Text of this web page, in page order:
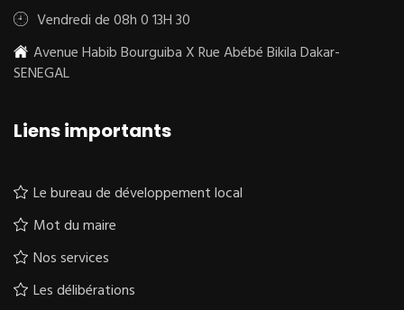
Vendredi de 08h 0 13H 30
Avenue Habib Bourguiba X Rue Abébé Bikila Dakar-
SENEGAL
Liens importants
Le bureau de développement local
Mot du maire
Nos services
Les délibérations